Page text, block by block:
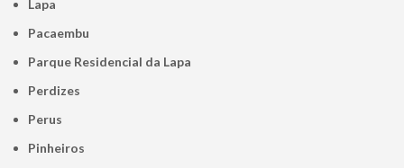
Lapa
Pacaembu
Parque Residencial da Lapa
Perdizes
Perus
Pinheiros